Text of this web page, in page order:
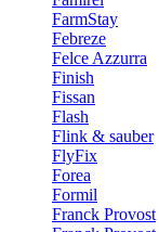
FarmStay
Febreze
Felce Azzurra
Finish
Fissan
Flash
Flink & sauber
FlyFix
Forea
Formil
Franck Provost